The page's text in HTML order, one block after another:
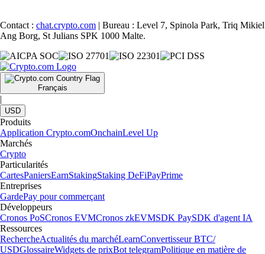
Contact : chat.crypto.com | Bureau : Level 7, Spinola Park, Triq Mikiel
Ang Borg, St Julians SPK 1000 Malte.
Français
|
USD
Produits
Application Crypto.comOnchainLevel Up
Marchés
Crypto
Particularités
CartesPaniersEarnStakingStaking DeFiPayPrime
Entreprises
GardePay pour commerçant
Développeurs
Cronos PoSCronos EVMCronos zkEVMSDK PaySDK d'agent IA
Ressources
RechercheActualités du marchéLearnConvertisseur BTC/
USDGlossaireWidgets de prixBot telegramPolitique en matière de